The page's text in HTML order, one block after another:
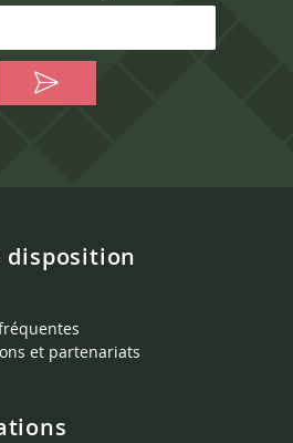
disposition
et partenariats